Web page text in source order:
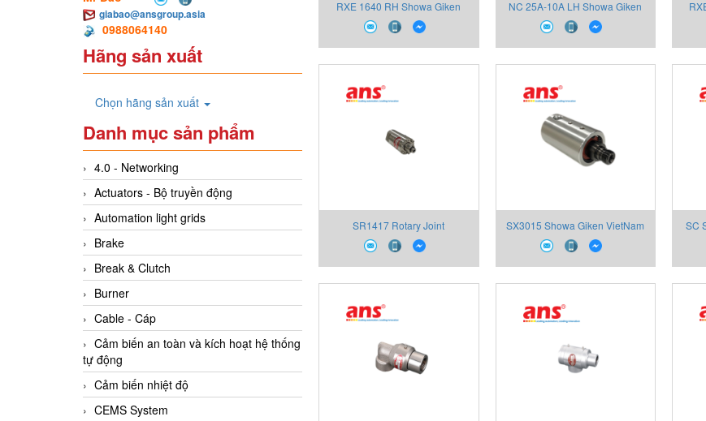
giabao@ansgroup.asia
0988064140
Hãng sản xuất
Chọn hãng sản xuất
Danh mục sản phẩm
4.0 - Networking
Actuators - Bộ truyền động
Automation light grids
Brake
Break & Clutch
Burner
Cable - Cáp
Cảm biến an toàn và kích hoạt hệ thống
tự động
Cảm biến nhiệt độ
CEMS System
RXE 1640 RH Showa Giken
Việt Nam
NC 25A-10A LH Showa Giken
Việt Nam
SR1417 Rotary Joint
Showgiken Việt Nam
SX3015 Showa Giken VietNam
SC